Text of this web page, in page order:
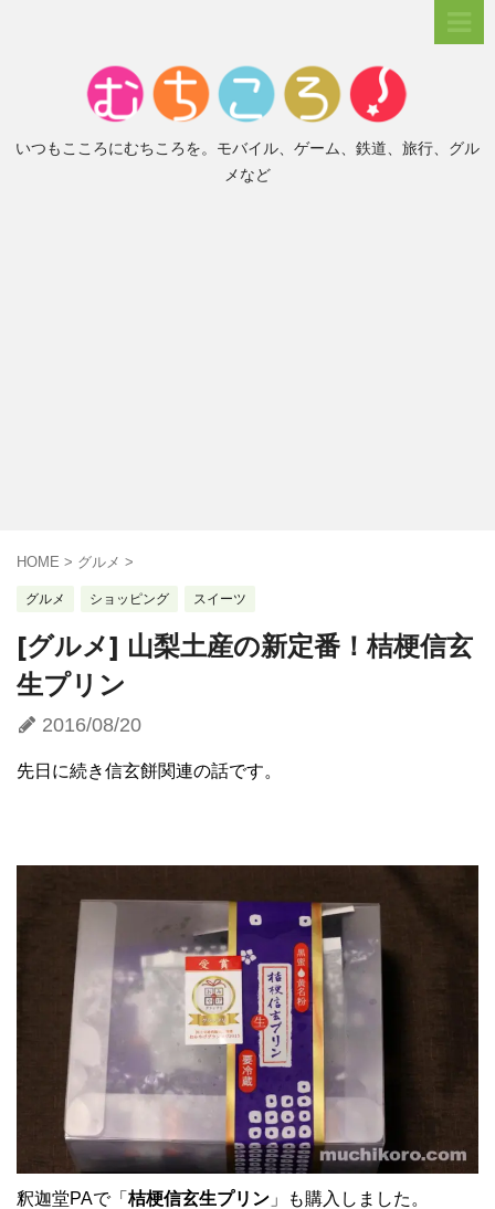
いつもこころにむちころを。モバイル、ゲーム、鉄道、旅行、グル
メなど
HOME > グルメ >
グルメ ショッピング スイーツ
[グルメ] 山梨土産の新定番！桔梗信玄
生プリン
2016/08/20
先日に続き信玄餅関連の話です。
釈迦堂PAで「 桔梗信玄生プリン 」も購入しました。